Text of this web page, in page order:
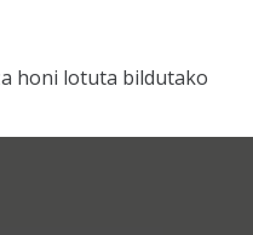
honi lotuta bildutako